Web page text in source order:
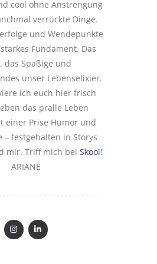
cool ohne Anstrengung
verrückte Dinge.
und Wendepunkte
Fundament. Das
das Spaßige und
unser Lebenselixier.
ich euch hier frisch
das pralle Leben
einer Prise Humor und
– festgehalten in Storys
mir. Triff mich bei Skool!
ARIANE